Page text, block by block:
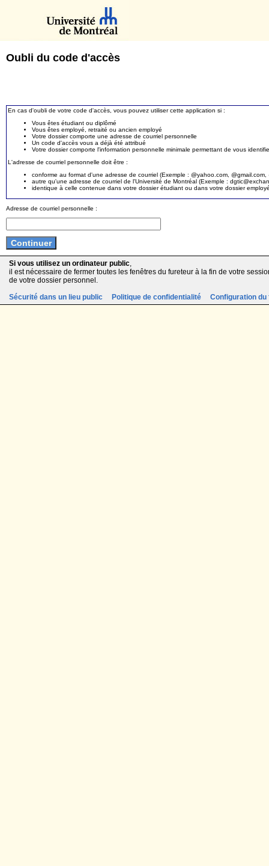
Oubli du code d'accès
En cas d'oubli de votre code d'accès, vous pouvez utiliser cette application si :
Vous êtes étudiant ou diplômé
Vous êtes employé, retraité ou ancien employé
Votre dossier comporte une adresse de courriel personnelle
Un code d'accès vous a déjà été attribué
Votre dossier comporte l'information personnelle minimale permettant de vous
L'adresse de courriel personnelle doit être :
conforme au format d'une adresse de courriel (Exemple : @yahoo.com,
autre qu'une adresse de courriel de l'Université de Montréal (Exemple :
identique à celle contenue dans votre dossier étudiant ou dans votre dossier
Adresse de courriel personnelle :
Si vous utilisez un ordinateur public,
il est nécessaire de fermer toutes les fenêtres du fureteur à la fin de votre
de votre dossier personnel.
Sécurité dans un lieu public
Politique de confidentialité Configuration du